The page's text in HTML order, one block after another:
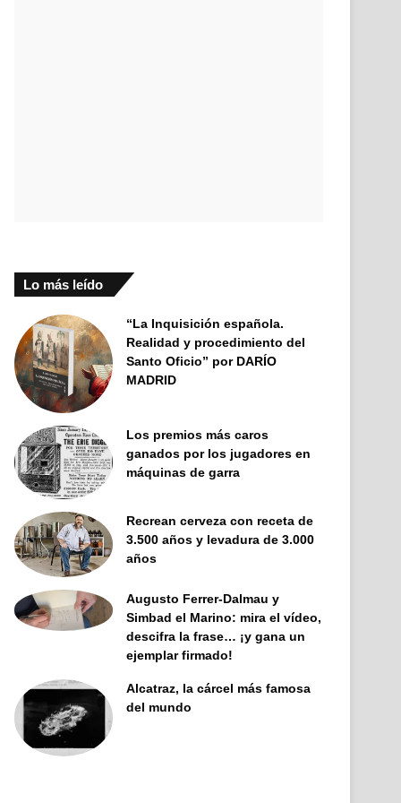
Lo más leído
“La Inquisición española.
Realidad y procedimiento del
Santo Oficio” por DARÍO
MADRID
Los premios más caros
ganados por los jugadores en
máquinas de garra
Recrean cerveza con receta de
3.500 años y levadura de 3.000
años
Augusto Ferrer-Dalmau y
Simbad el Marino: mira el vídeo,
descifra la frase… ¡y gana un
ejemplar firmado!
Alcatraz, la cárcel más famosa
del mundo